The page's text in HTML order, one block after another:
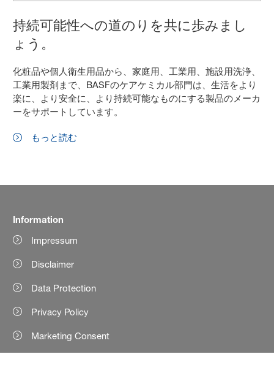
持続可能性への道のりを共に歩みまし
ょう。
化粧品や個人衛生用品から、家庭用、工業用、施設用洗浄、
工業用製剤まで、BASFのケアケミカル部門は、生活をより
楽に、より安全に、より持続可能なものにする製品のメーカ
ーをサポートしています。
もっと読む
Information
Impressum
Disclaimer
Data Protection
Privacy Policy
Marketing Consent